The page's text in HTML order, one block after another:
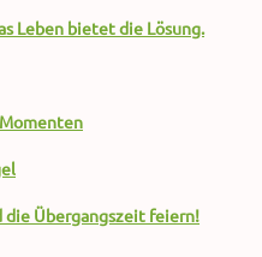
Leben bietet die Lösung.
die Übergangszeit feiern!